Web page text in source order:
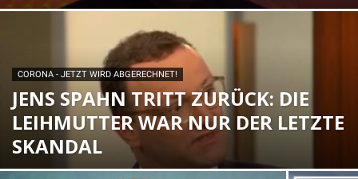
CORONA - JETZT WIRD ABGERECHNET!
JENS SPAHN TRITT ZURÜCK: DIE
LEIHMUTTER WAR NUR DER LETZTE
SKANDAL